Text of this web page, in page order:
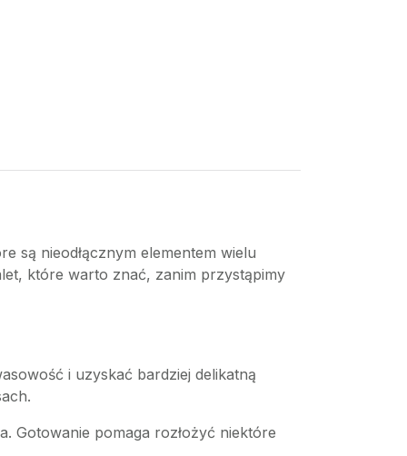
są nieodłącznym elementem wielu
które warto znać, zanim przystąpimy
i uzyskać bardziej delikatną
Gotowanie pomaga rozłożyć niektóre